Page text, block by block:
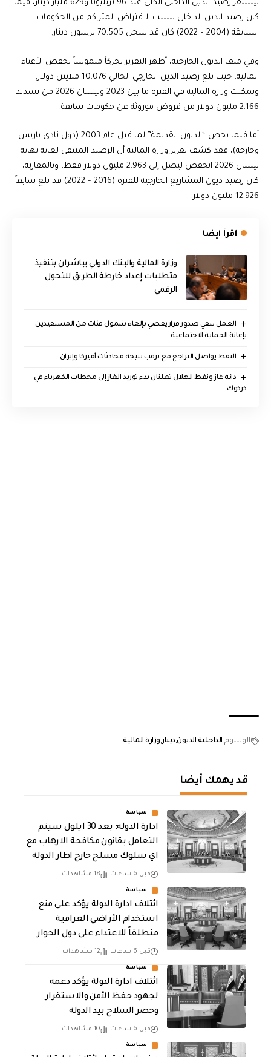
ليستقر رصيد الدين الداخلي الكلي عند 96 تريليوناً و629 مليار دينار، فيما
كان رصيد الدين الداخلي بسبب الاقتراض المتراكم من الحكومات
السابقة (2004 – 2022) كان قد سجل 70.505 تريليون دينار.
وفي ملف الديون الخارجية، أظهر التقرير تحركاً ملموساً لخفض الأعباء
المالية، حيث بلغ رصيد الدين الخارجي الحالي 10.076 ملايين دولار،
وتمكنت وزارة المالية في الفترة ما بين 2023 ونيسان 2026 من تسديد
2.166 مليون دولار من قروض موروثة عن حكومات سابقة.
أما فيما يخص “الديون القديمة” لما قبل عام 2003 (دول نادي باريس
وخارجه)، فقد كشف تقرير وزارة المالية أن الرصيد المتبقي لغاية نهاية
نيسان 2026 انخفض ليصل إلى 2.963 مليون دولار فقط، وبالمقارنة،
كان رصيد ديون المشاريع الخارجية للفترة (2016 – 2022) قد بلغ سابقاً
12.926 مليون دولار.
اقرأ ايضا
وزارة المالية والبنك الدولي يباشران بتنفيذ
متطلبات إعداد خارطة الطريق للتحول
الرقمي
العمل تنفي صدور قرار يقضي بإلغاء شمول فئات من المستفيدين
بإعانة الحماية الاجتماعية
النفط يواصل التراجع مع ترقب نتيجة محادثات أميركا وإيران
دانة غاز ونفط الهلال تعلنان بدء توريد الغاز إلى محطات الكهرباء في
كركوك
الوسوم الداخليةالديون دينار وزارة المالية
قد يهمك أيضا
سياسة
ادارة الدولة: بعد 30 ايلول سيتم
التعامل بقانون مكافحة الارهاب مع
اي سلوك مسلح خارج اطار الدولة
قبل 6 ساعات 18 مشاهدات
سياسة
ائتلاف ادارة الدولة يؤكد على منع
استخدام الأراضي العراقية
منطلقاً للاعتداء على دول الجوار
قبل 6 ساعات 12 مشاهدات
سياسة
ائتلاف ادارة الدولة يؤكد دعمه
لجهود حفظ الأمن والاستقرار
وحصر السلاح بيد الدولة
قبل 6 ساعات 10 مشاهدات
سياسة